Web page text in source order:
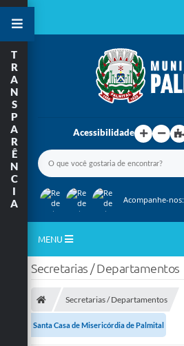
Acessibilidade
Acompanhe-nos:
MENU
Inicio
A Nossa Cidade
A Prefeitura
T
R
A
N
S
P
A
R
Ê
N
C
I
A
Secretarias / Departamentos
Secretarias / Departamentos
Santa Casa de Misericórdia de Palmital